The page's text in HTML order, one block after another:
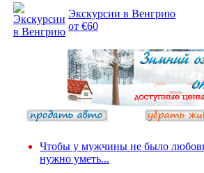
Экскурсии в Венгрию
от €60
Чтобы у мужчины не было
нужно уметь...